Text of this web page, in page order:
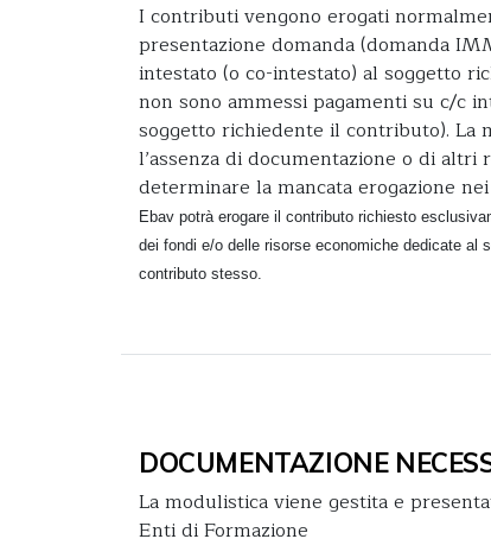
I contributi vengono erogati
presentazione domanda (domanda
intestato (o co-intestato) al soggetto
non sono ammessi pagamenti su c/c
soggetto richiedente il contributo). La
l’assenza di documentazione o di
determinare la mancata erogazione
Ebav potrà erogare il contributo richiesto
dei fondi e/o delle risorse economiche dedicate al
contributo stesso.
DOCUMENTAZIONE
La modulistica viene gestita e
Enti di Formazione